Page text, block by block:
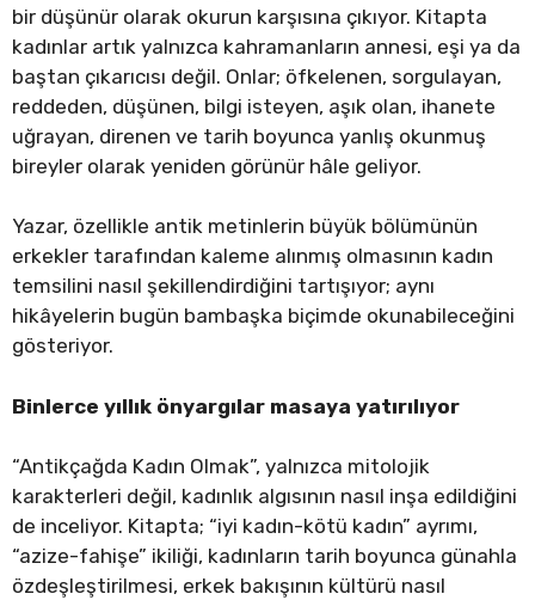
bir düşünür olarak okurun karşısına çıkıyor. Kitapta
kadınlar artık yalnızca kahramanların annesi, eşi ya da
baştan çıkarıcısı değil. Onlar; öfkelenen, sorgulayan,
reddeden, düşünen, bilgi isteyen, aşık olan, ihanete
uğrayan, direnen ve tarih boyunca yanlış okunmuş
bireyler olarak yeniden görünür hâle geliyor.
Yazar, özellikle antik metinlerin büyük bölümünün
erkekler tarafından kaleme alınmış olmasının kadın
temsilini nasıl şekillendirdiğini tartışıyor; aynı
hikâyelerin bugün bambaşka biçimde okunabileceğini
gösteriyor.
Binlerce yıllık önyargılar masaya yatırılıyor
“Antikçağda Kadın Olmak”, yalnızca mitolojik
karakterleri değil, kadınlık algısının nasıl inşa edildiğini
de inceliyor. Kitapta; “iyi kadın-kötü kadın” ayrımı,
“azize-fahişe” ikiliği, kadınların tarih boyunca günahla
özdeşleştirilmesi, erkek bakışının kültürü nasıl